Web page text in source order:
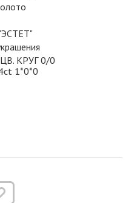
КРУГ 0/0
1*0*0